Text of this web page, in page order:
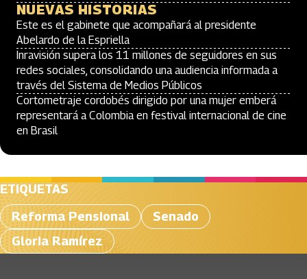
NUEVAS HISTORIAS
Este es el gabinete que acompañará al presidente
Abelardo de la Espriella
Inravisión supera los 11 millones de seguidores en sus
redes sociales, consolidando una audiencia informada a
través del Sistema de Medios Públicos
Cortometraje cordobés dirigido por una mujer emberá
representará a Colombia en festival internacional de cine
en Brasil
ETIQUETAS
Reforma Pensional
Senado
Gloria Ramírez